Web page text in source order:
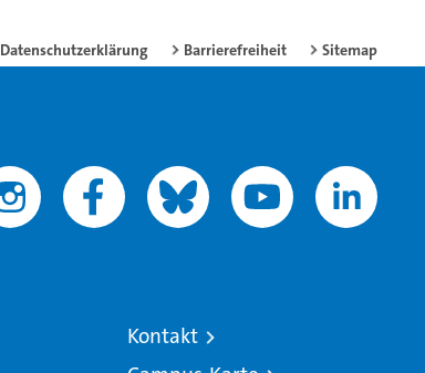
Datenschutzerklärung Barrierefreiheit Sitemap
Kontakt